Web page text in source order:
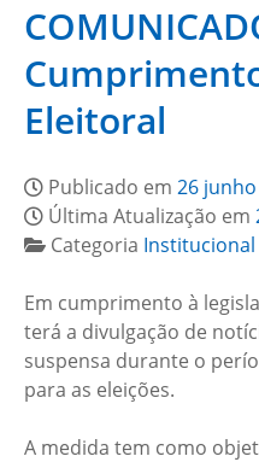
Eleitoral
Publicado em 26
Última Atualização em
Categoria Institucional
Em cumprimento à
terá a divulgação de
suspensa durante o
para as eleições.
A medida tem como